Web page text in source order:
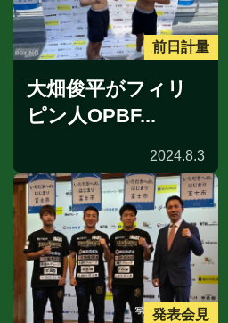
前日計量
大畑俊平がフィリ
ピン人OPBF...
2024.8.3
発表会見